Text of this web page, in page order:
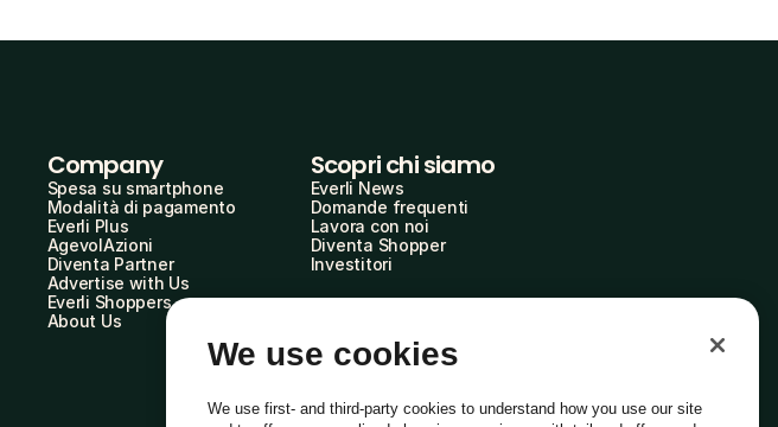
Company
Spesa su smartphone
Modalità di pagamento
Everli Plus
AgevolAzioni
Diventa Partner
Advertise with Us
Everli Shoppers
About Us
Scopri chi siamo
Everli News
Domande frequenti
Lavora con noi
Diventa Shopper
Investitori
We use cookies
We use first- and third-party cookies to understand how you use our site